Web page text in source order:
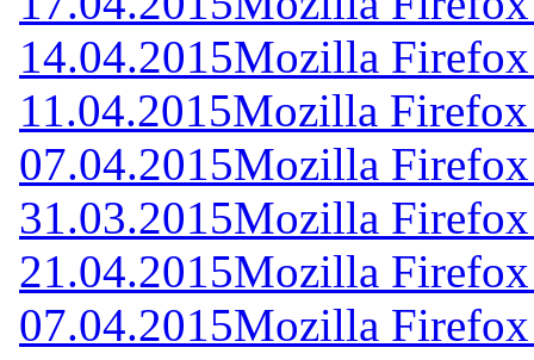
14.04.2015Mozilla
11.04.2015Mozilla
07.04.2015Mozilla
31.03.2015Mozilla
21.04.2015Mozilla
07.04.2015Mozilla